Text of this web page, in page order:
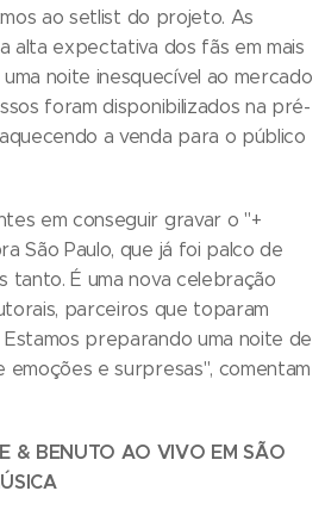
ao setlist do projeto. As
alta expectativa dos fãs em mais
noite inesquecível ao mercado
foram disponibilizados na pré-
a venda para o público
em conseguir gravar o "+
São Paulo, que já foi palco de
tanto. É uma nova celebração
parceiros que toparam
preparando uma noite de
e surpresas", comentam
& BENUTO AO VIVO EM SÃO